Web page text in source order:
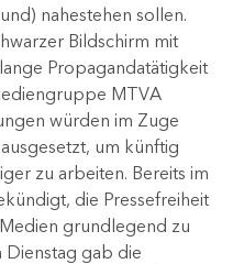
nahestehen sollen.
Bildschirm mit
Propagandatätigkeit
MTVA
würden im Zuge
um künftig
zu arbeiten. Bereits im
die Pressefreiheit
grundlegend zu
gab die